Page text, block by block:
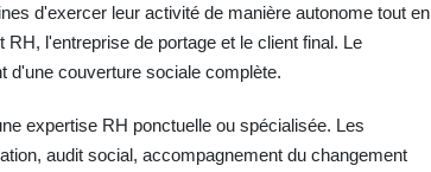
d'exercer leur activité de manière autonome tout en
l'entreprise de portage et le client final. Le
d'une couverture sociale complète.
expertise RH ponctuelle ou spécialisée. Les
audit social, accompagnement du changement